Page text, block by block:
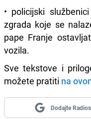
• policijski
zgrada koje se
pape Franje
vozila.
Sve tekstove i
možete pratiti na
Dodajte